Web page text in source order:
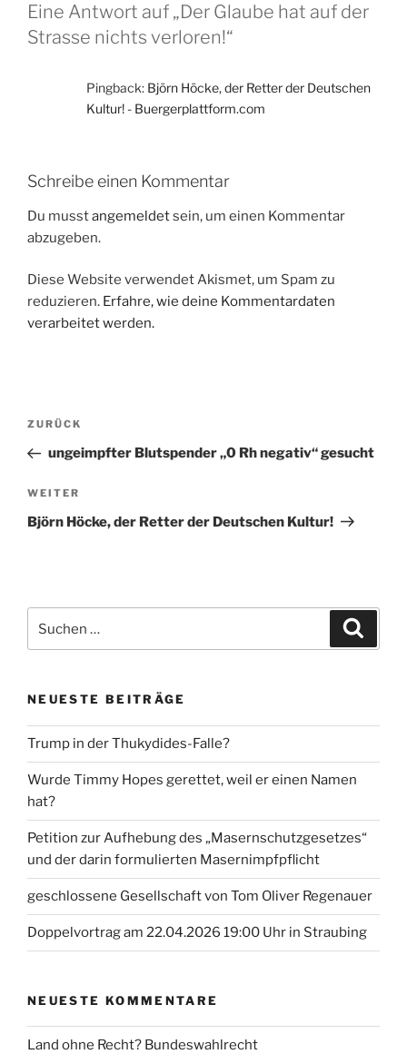
Eine Antwort auf „Der Glaube hat auf der
Strasse nichts verloren!“
Pingback: Björn Höcke, der Retter der Deutschen
Kultur! - Buergerplattform.com
Schreibe einen Kommentar
Du musstangemeldetsein, um einen Kommentar
abzugeben.
Diese Website verwendet Akismet, um Spam zu
reduzieren. Erfahre, wie deine Kommentardaten
verarbeitet werden.
Beitragsnavigation
Vorheriger
Beitrag
ZURÜCK
ungeimpfter Blutspender „0 Rh negativ“ gesucht
Nächster
Beitrag
WEITER
Björn Höcke, der Retter der Deutschen Kultur!
nach:
NEUESTE BEITRÄGE
Trump in der Thukydides-Falle?
Wurde Timmy Hopes gerettet, weil er einen Namen
hat?
Petition zur Aufhebung des „Masernschutzgesetzes“
und der darin formulierten Masernimpfpflicht
geschlossene Gesellschaft von Tom Oliver Regenauer
Doppelvortrag am 22.04.2026 19:00 Uhr in Straubing
NEUESTE KOMMENTARE
Land ohne Recht? Bundeswahlrecht